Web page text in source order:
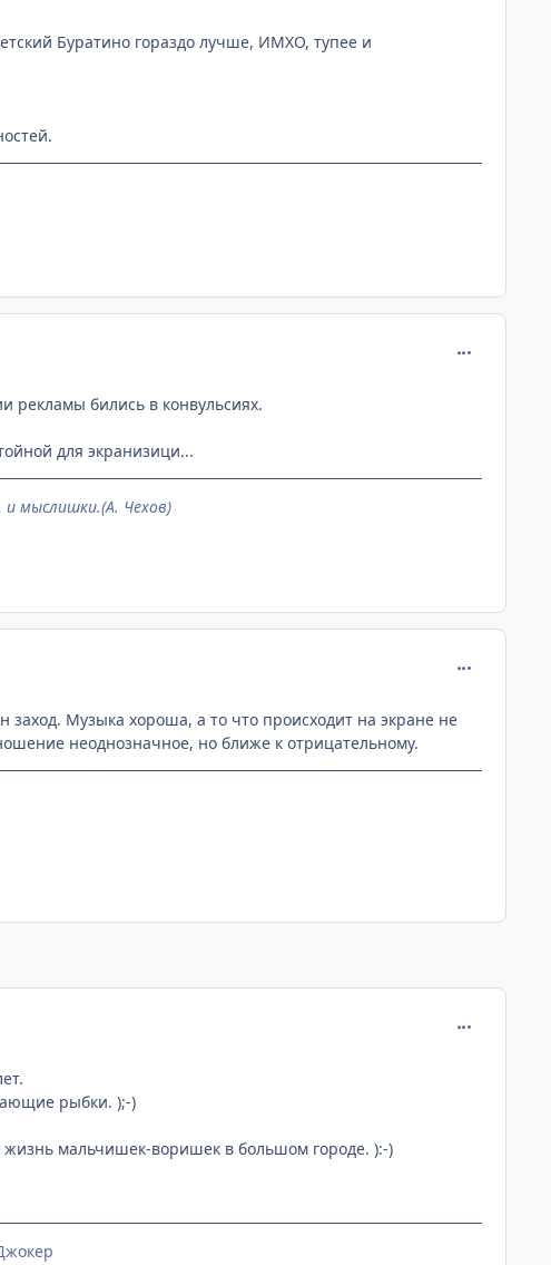
Буратино гораздо лучше, ИМХО, тупее и
рекламы бились в конвульсиях.
для экранизици...
и мыслишки.(А. Чехов)
заход. Музыка хороша, а то что происходит на экране не
неоднозначное, но ближе к отрицательному.
рыбки. );-)
мальчишек-воришек в большом городе. ):-)